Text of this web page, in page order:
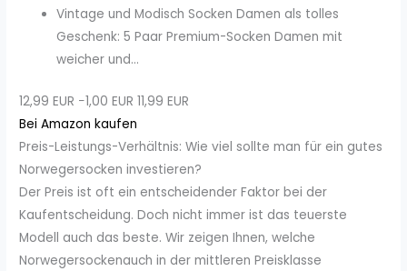
Vintage und Modisch Socken Damen als tolles
Geschenk: 5 Paar Premium-Socken Damen mit
weicher und...
12,99 EUR −1,00 EUR 11,99 EUR
Bei Amazon kaufen
Preis-Leistungs-Verhältnis: Wie viel sollte man für ein gutes
Norwegersocken investieren?
Der Preis ist oft ein entscheidender Faktor bei der
Kaufentscheidung. Doch nicht immer ist das teuerste
Modell auch das beste. Wir zeigen Ihnen, welche
Norwegersockenauch in der mittleren Preisklasse